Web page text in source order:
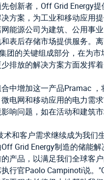
创新者，Off Grid Energy
方案，为工业和移动应用提
能源公司为建筑、公用事
表后存储市场提供服务。
团的关键组成部分，在为市
排放的解决方案方面发挥着
中增加这一产品Pramac ，
电网和移动应用的电力需
响问题，如在活动和建筑市
术和客户需求继续成为我们
Grid Energy制造的储能
产品，以满足我们全球客
行官Paolo Campinoti说。